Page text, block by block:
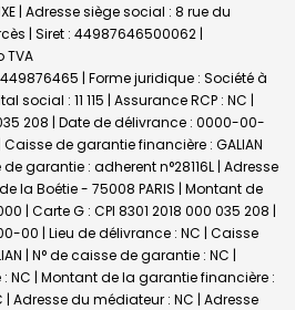
| Adresse siège social : 8 rue du
| Siret : 44987646500062 |
TVA
| Forme juridique : Société à
social : 11 115 | Assurance RCP : NC |
208 | Date de délivrance : 0000-00-
de garantie financière : GALIAN
de garantie : adherent n°28116L | Adresse
la Boétie - 75008 PARIS | Montant de
| Carte G : CPI 8301 2018 000 035 208 |
00 | Lieu de délivrance : NC | Caisse
| N° de caisse de garantie : NC |
NC | Montant de la garantie financière :
Adresse du médiateur : NC | Adresse